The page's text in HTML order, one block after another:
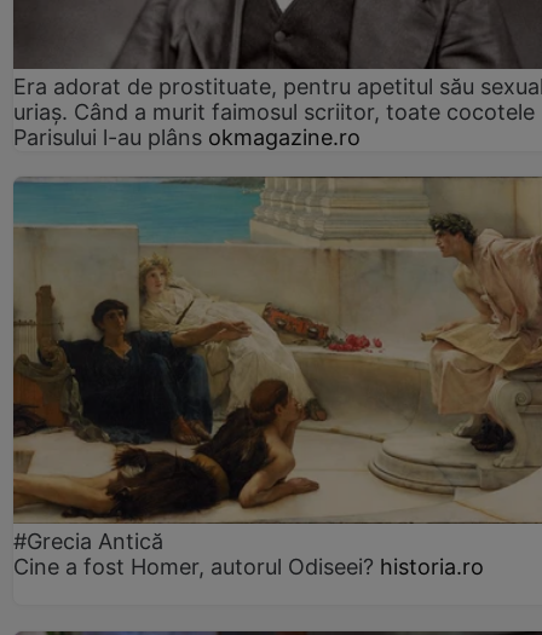
Era adorat de prostituate, pentru apetitul său
uriaș. Când a murit faimosul scriitor, toate cocotele
Parisului l-au plâns okmagazine.ro
#Grecia Antică
Cine a fost Homer, autorul Odiseei? historia.ro